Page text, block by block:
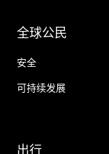
全球公民
安全
可持续发展
出行